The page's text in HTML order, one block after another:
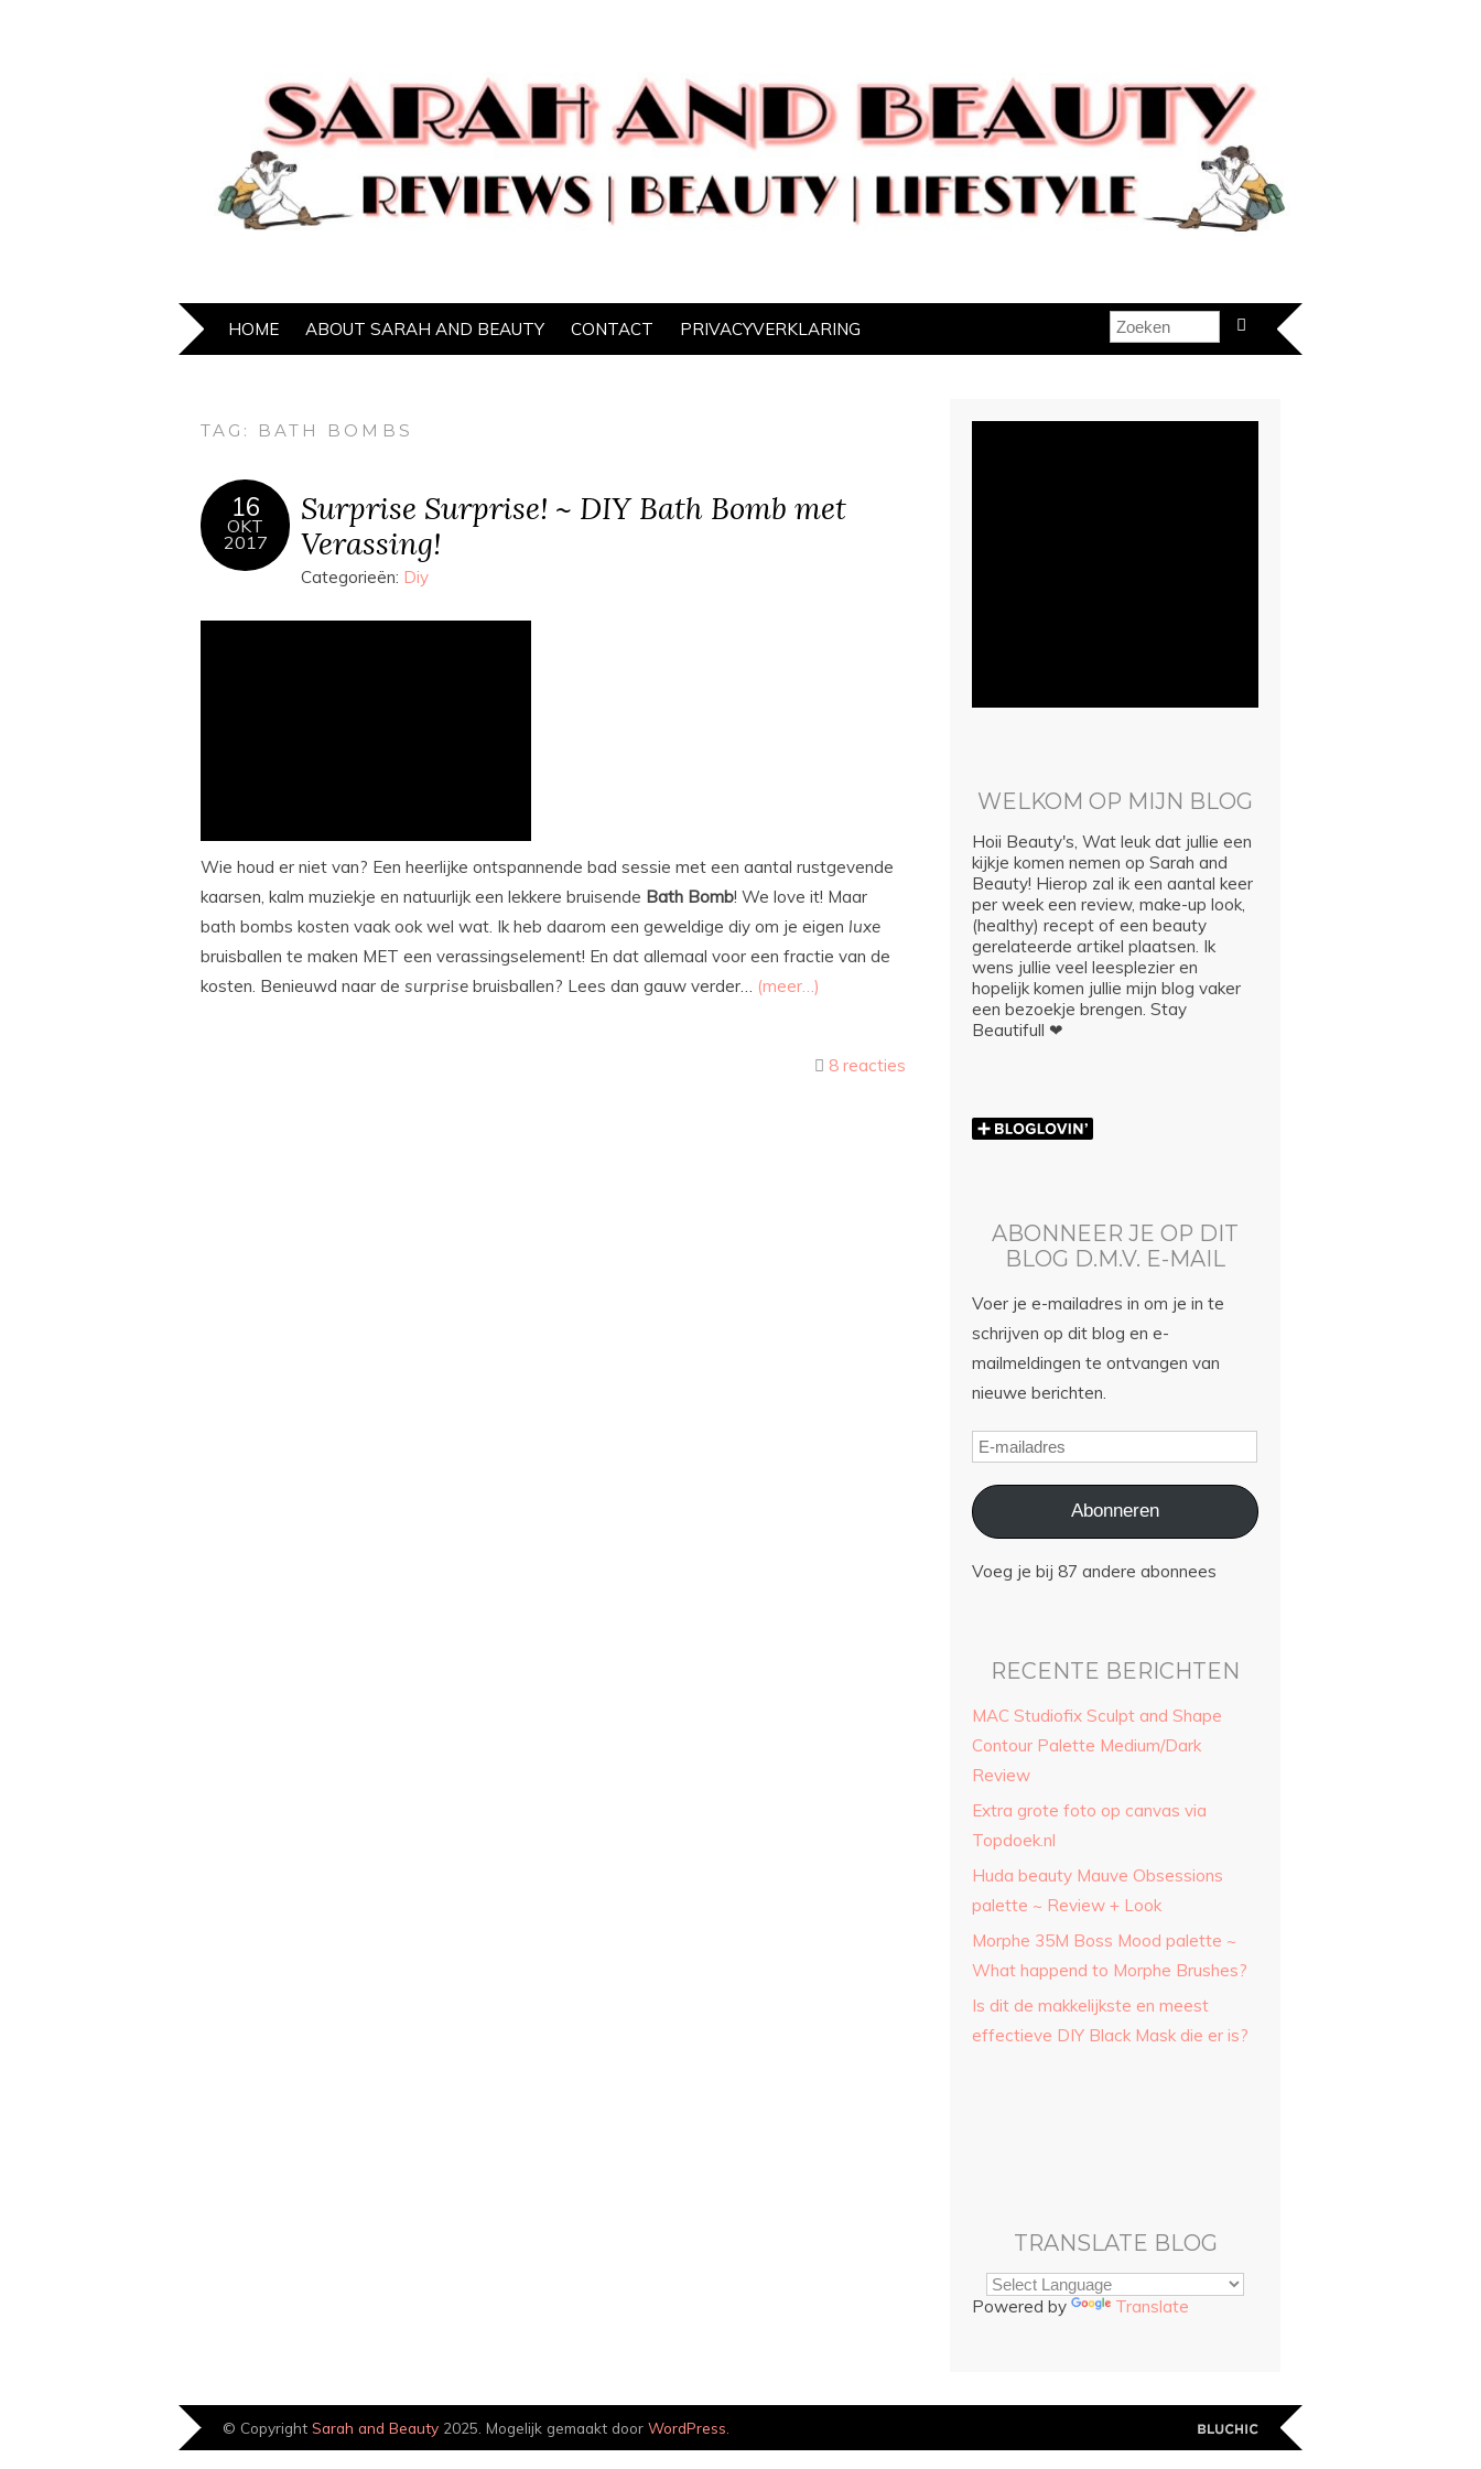
HOME ABOUT SARAH AND BEAUTY CONTACT PRIVACYVERKLARING
TAG: BATH BOMBS
16
OKT
2017
Surprise Surprise! ~ DIY Bath Bomb met
Verassing!
Categorieën: Diy
Wie houd er niet van? Een heerlijke ontspannende bad sessie met een aantal rustgevende
kaarsen, kalm muziekje en natuurlijk een lekkere bruisende Bath Bomb! We love it! Maar
bath bombs kosten vaak ook wel wat. Ik heb daarom een geweldige diy om je eigen luxe
bruisballen te maken MET een verassingselement! En dat allemaal voor een fractie van de
kosten. Benieuwd naar de surprise bruisballen? Lees dan gauw verder… (meer…)
8 reacties
WELKOM OP MIJN BLOG
Hoii Beauty's, Wat leuk dat jullie een
kijkje komen nemen op Sarah and
Beauty! Hierop zal ik een aantal keer
per week een review, make-up look,
(healthy) recept of een beauty
gerelateerde artikel plaatsen. Ik
wens jullie veel leesplezier en
hopelijk komen jullie mijn blog vaker
een bezoekje brengen. Stay
Beautifull ❤
ABONNEER JE OP DIT
BLOG D.M.V. E-MAIL
Voer je e-mailadres in om je in te
schrijven op dit blog en e-
mailmeldingen te ontvangen van
nieuwe berichten.
Abonneren
Voeg je bij 87 andere abonnees
RECENTE BERICHTEN
MAC Studiofix Sculpt and Shape
Contour Palette Medium/Dark
Review
Extra grote foto op canvas via
Topdoek.nl
Huda beauty Mauve Obsessions
palette ~ Review + Look
Morphe 35M Boss Mood palette ~
What happend to Morphe Brushes?
Is dit de makkelijkste en meest
effectieve DIY Black Mask die er is?
TRANSLATE BLOG
Powered by Translate
© Copyright Sarah and Beauty 2025. Mogelijk gemaakt door WordPress